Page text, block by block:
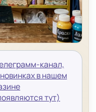
канал,
в нашем
тут)